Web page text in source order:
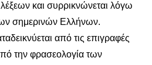
και συρρικνώνεται λόγω
σημερινών Ελλήνων.
από τις επιγραφές
την φρασεολογία των